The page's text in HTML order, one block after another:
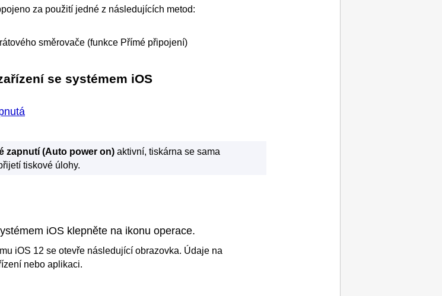
za použití jedné z následujících metod:
směrovače (funkce Přímé připojení)
se systémem iOS
zapnutí (Auto power on) aktivní,tiskárna se sama
tiskové úlohy.
iOS klepněte na ikonu operace.
iOS 12 se otevře následující obrazovka. Údaje na
nebo aplikaci.